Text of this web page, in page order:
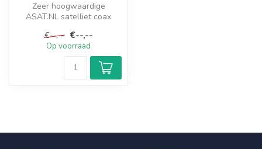
Zeer hoogwaardige
ASAT.NL satelliet coax
Op rol van 10 meter,
absolu...
€--,-- €--,--
Op voorraad